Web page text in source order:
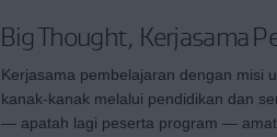
Big Thought, Kerjasama
Kerjasama pembelajaran dengan misi
kanak-kanak melalui pendidikan dan
— apatah lagi peserta program — amat